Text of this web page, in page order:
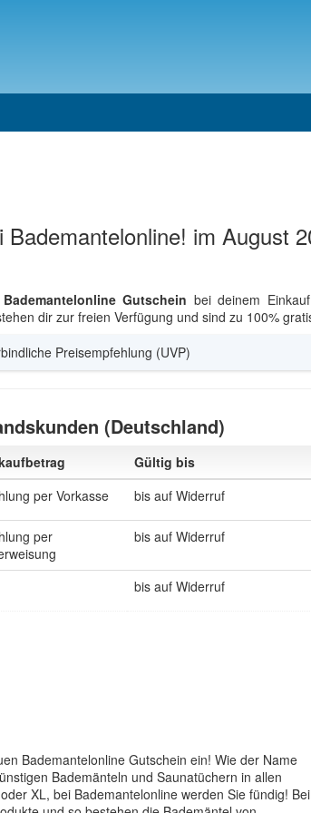
im August
Bademantelonline Gutschein bei deinem
dir zur freien Verfügung und sind zu 100%
Preisempfehlung (UVP)
(Deutschland)
Gültig bis
per Vorkasse bis auf Widerruf
per
bis auf Widerruf
bis auf Widerruf
Bademantelonline Gutschein ein! Wie der Name
Bademänteln und Saunatüchern in allen
XL, bei Bademantelonline werden Sie fündig! Bei